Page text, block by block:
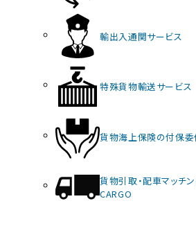
輸出入通関サービス
特殊貨物輸送サービス
貨物海上保険の付保委
貨物引取・配車マッチ
CARGO